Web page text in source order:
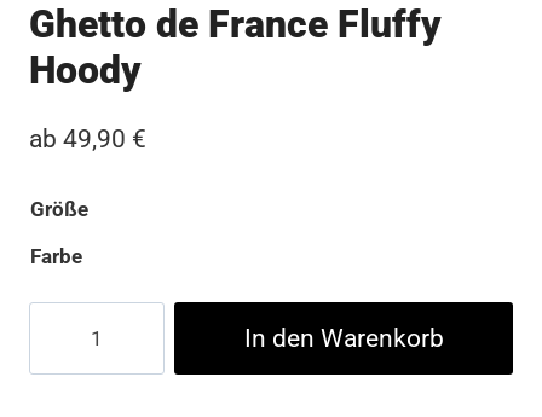
Ghetto de France Fluffy
Hoody
ab 49,90 €
Größe
Farbe
France
In den Warenkorb